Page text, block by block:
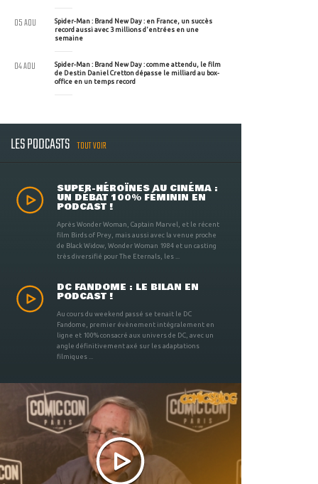
Spider-Man : Brand New Day : en France, un succès
record aussi avec 3 millions d'entrées en une
semaine
05 AOU
Spider-Man : Brand New Day : comme attendu, le film
de Destin Daniel Cretton dépasse le milliard au box-
office en un temps record
04 AOU
LES PODCASTS TOUT VOIR
SUPER-HÉROÏNES AU CINÉMA :
UN DÉBAT 100% FÉMININ EN
PODCAST !
Après Wonder Woman, Captain Marvel, et le récent
film Birds of Prey, mais aussi avec la venue proche
de Black Widow, Wonder Woman 1984 et un casting
très diversifié pour The Eternals, les ...
DC FANDOME : LE BILAN EN
PODCAST !
Au cours du weekend passé se tenait le DC
Fandome, premier évènement intégralement en
ligne et 100% consacré aux univers de DC, avec un
angle définitivement axé sur les adaptations
filmiques ...